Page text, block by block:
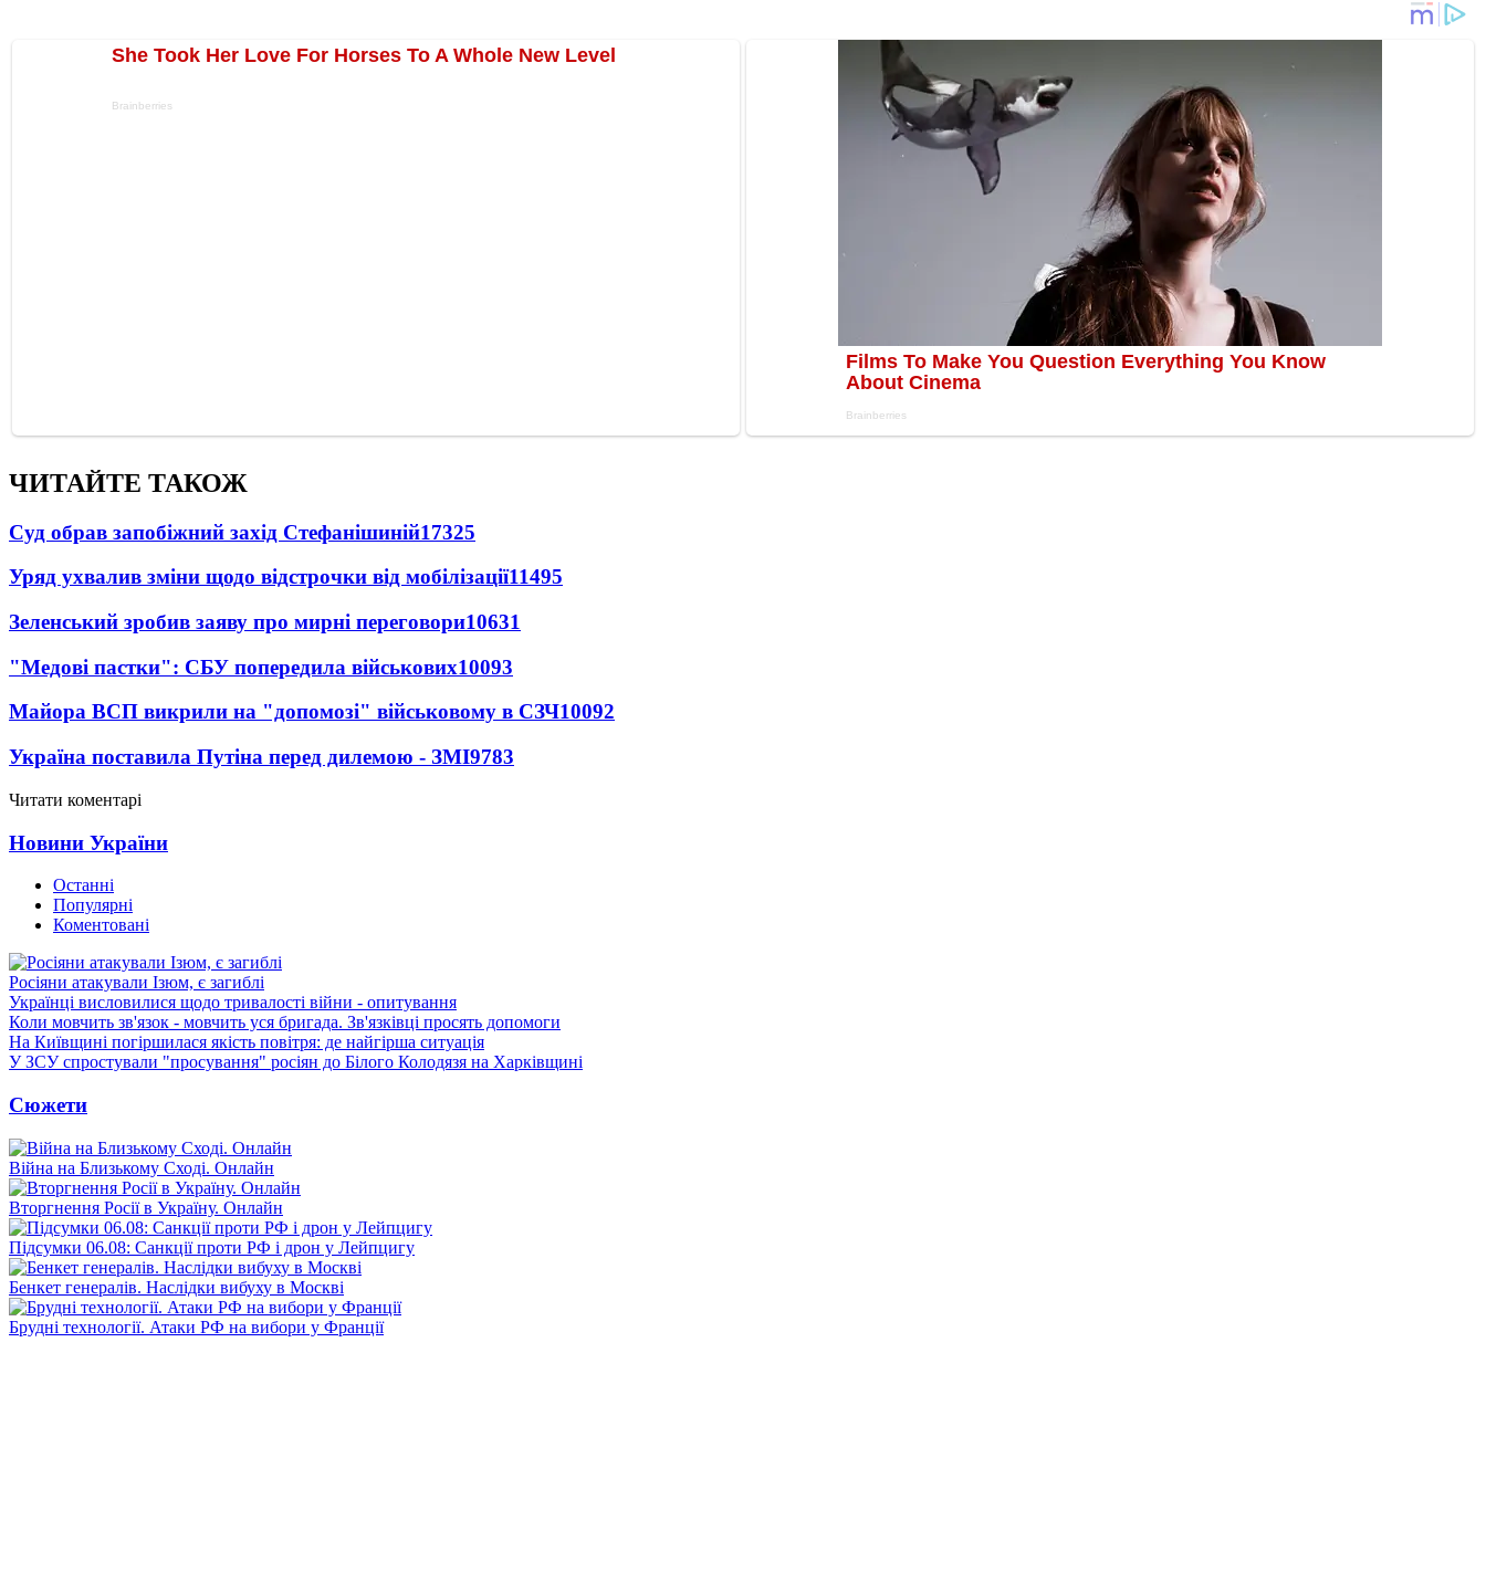
ЧИТАЙТЕ ТАКОЖ
Суд обрав запобіжний захід Стефанішиній17325
Уряд ухвалив зміни щодо відстрочки від мобілізації11495
Зеленський зробив заяву про мирні переговори10631
"Медові пастки": СБУ попередила військових10093
Майора ВСП викрили на "допомозі" військовому в СЗЧ10092
Україна поставила Путіна перед дилемою - ЗМІ9783
Читати коментарі
Новини України
Останні
Популярні
Коментовані
Росіяни атакували Ізюм, є загиблі
Українці висловилися щодо тривалості війни - опитування
Коли мовчить зв'язок - мовчить уся бригада. Зв'язківці просять допомоги
На Київщині погіршилася якість повітря: де найгірша ситуація
У ЗСУ спростували "просування" росіян до Білого Колодязя на Харківщині
Сюжети
Війна на Близькому Сході. Онлайн
Вторгнення Росії в Україну. Онлайн
Підсумки 06.08: Санкції проти РФ і дрон у Лейпцигу
Бенкет генералів. Наслідки вибуху в Москві
Брудні технології. Атаки РФ на вибори у Франції